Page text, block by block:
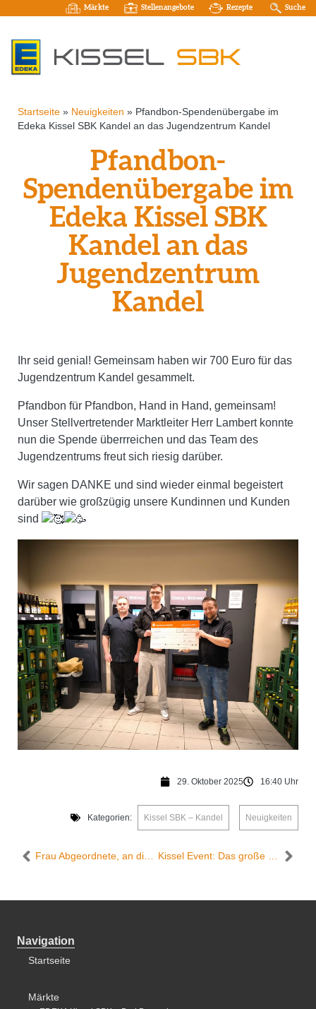
Märkte Stellenangebote Rezepte Suche
Startseite » Neuigkeiten » Pfandbon-Spendenübergabe im
Edeka Kissel SBK Kandel an das Jugendzentrum Kandel
Pfandbon-
Spendenübergabe im
Edeka Kissel SBK
Kandel an das
Jugendzentrum
Kandel
Ihr seid genial! Gemeinsam haben wir 700 Euro für das
Jugendzentrum Kandel gesammelt.
Pfandbon für Pfandbon, Hand in Hand, gemeinsam!
Unser Stellvertretender Marktleiter Herr Lambert konnte
nun die Spende überrreichen und das Team des
Jugendzentrums freut sich riesig darüber.
Wir sagen DANKE und sind wieder einmal begeistert
darüber wie großzügig unsere Kundinnen und Kunden
sind
29. Oktober 2025 16:40 Uhr
Kategorien: Kissel SBK – Kandel Neuigkeiten
Navigation
Startseite
Märkte